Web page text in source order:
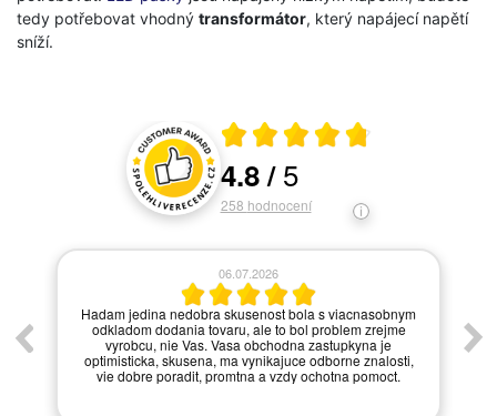
tedy potřebovat vhodný transformátor, který napájecí napětí
sníží.
Hodnocení a recenze zákazníků
Průměrné hodnocení 4.8 z 5
4.8/5
258 hodnocení
06.07.2026
Hadam jedina nedobra skusenost bola s viacnasobnym
odkladom dodania tovaru, ale to bol problem zrejme
vyrobcu, nie Vas. Vasa obchodna zastupkyna je
optimisticka, skusena, ma vynikajuce odborne znalosti,
vie dobre poradit, promtna a vzdy ochotna pomoct.